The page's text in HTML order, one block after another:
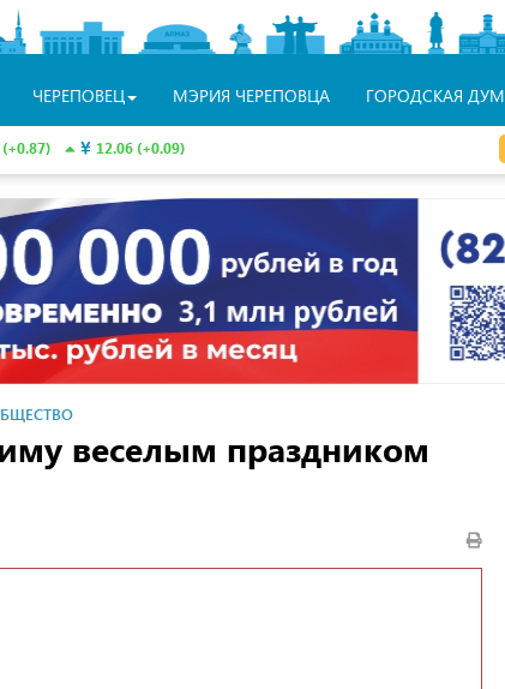
ЧЕРЕПОВЕЦ МЭРИЯ ЧЕРЕПОВЦА ГОРОДСКАЯ
12.06 (+0.09)
веселым праздником